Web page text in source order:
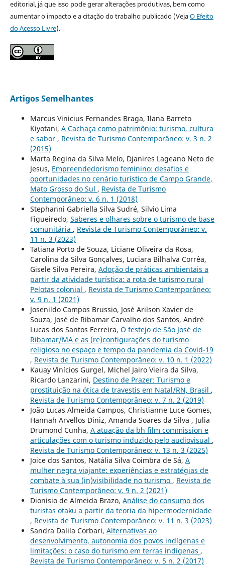
editorial, já que isso pode gerar alterações produtivas, bem como
aumentar o impacto e a citação do trabalho publicado (VejaO Efeito
do Acesso Livre).
Artigos Semelhantes
Marcus Vinicius Fernandes Braga, Ilana Barreto
Kiyotani, A Cachaça como patrimônio: turismo, cultura
e sabor , Revista de Turismo Contemporâneo: v. 3 n. 2
(2015)
Marta Regina da Silva Melo, Djanires Lageano Neto de
Jesus, Empreendedorismo feminino: desafios e
oportunidades no cenário turístico de Campo Grande,
Mato Grosso do Sul , Revista de Turismo
Contemporâneo: v. 6 n. 1 (2018)
Stephanni Gabriella Silva Sudré, Silvio Lima
Figueiredo, Saberes e olhares sobre o turismo de base
comunitária , Revista de Turismo Contemporâneo: v.
11 n. 3 (2023)
Tatiana Porto de Souza, Liciane Oliveira da Rosa,
Carolina da Silva Gonçalves, Luciara Bilhalva Corrêa,
Gisele Silva Pereira, Adoção de práticas ambientais a
partir da atividade turística: a rota de turismo rural
Pelotas colonial , Revista de Turismo Contemporâneo:
v. 9 n. 1 (2021)
Josenildo Campos Brussio, José Arilson Xavier de
Souza, José de Ribamar Carvalho dos Santos, André
Lucas dos Santos Ferreira, O festejo de São José de
Ribamar/MA e as (re)configurações do turismo
religioso no espaço e tempo da pandemia da Covid-19
, Revista de Turismo Contemporâneo: v. 10 n. 1 (2022)
Kauay Vinícios Gurgel, Michel Jairo Vieira da Silva,
Ricardo Lanzarini, Destino de Prazer: Turismo e
prostituição na ótica de travestis em Natal/RN, Brasil ,
Revista de Turismo Contemporâneo: v. 7 n. 2 (2019)
João Lucas Almeida Campos, Christianne Luce Gomes,
Hannah Arvellos Diniz, Amanda Soares da Silva , Julia
Drumond Cunha, A atuação da bh film commission e
articulações com o turismo induzido pelo audiovisual ,
Revista de Turismo Contemporâneo: v. 13 n. 3 (2025)
Joice dos Santos, Natália Silva Coimbra de Sá, A
mulher negra viajante: experiências e estratégias de
combate à sua (in)visibilidade no turismo , Revista de
Turismo Contemporâneo: v. 9 n. 2 (2021)
Dionisio de Almeida Brazo, Análise do consumo dos
turistas otaku a partir da teoria da hipermodernidade
, Revista de Turismo Contemporâneo: v. 11 n. 3 (2023)
Sandra Dalila Corbari, Alternativas ao
desenvolvimento, autonomia dos povos indígenas e
limitações: o caso do turismo em terras indígenas ,
Revista de Turismo Contemporâneo: v. 5 n. 2 (2017)